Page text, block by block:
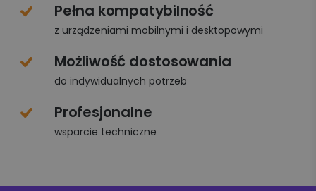
Pełna kompatybilność
z urządzeniami mobilnymi i desktopowymi
Możliwość dostosowania
do indywidualnych potrzeb
Profesjonalne
wsparcie techniczne